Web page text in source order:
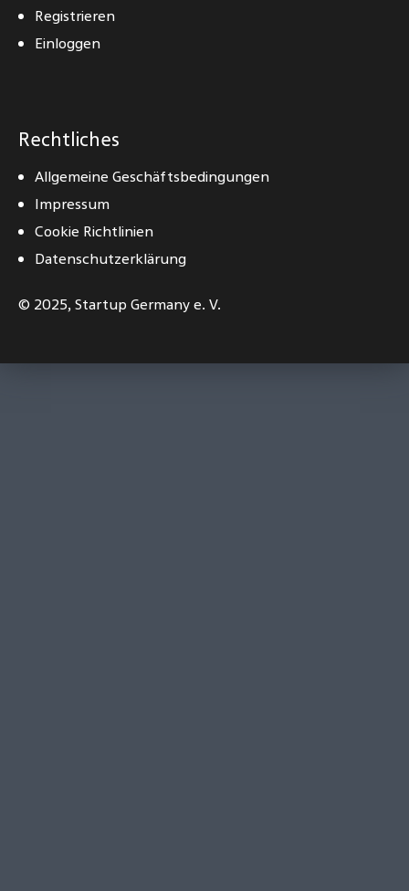
Registrieren
Einloggen
Rechtliches
Allgemeine Geschäftsbedingungen
Impressum
Cookie Richtlinien
Datenschutzerklärung
© 2025,Startup Germany e. V.